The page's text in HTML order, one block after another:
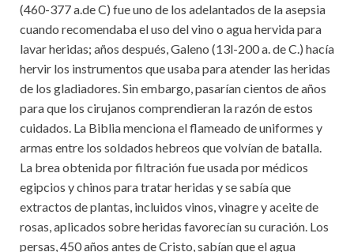
(460-377 a.de C) fue uno de los adelantados de la asepsia
cuando recomendaba el uso del vino o agua hervida para
lavar heridas; años después, Galeno (13l-200 a. de C.) hacía
hervir los instrumentos que usaba para atender las heridas
de los gladiadores. Sin embargo, pasarían cientos de años
para que los cirujanos comprendieran la razón de estos
cuidados. La Biblia menciona el flameado de uniformes y
armas entre los soldados hebreos que volvían de batalla.
La brea obtenida por filtración fue usada por médicos
egipcios y chinos para tratar heridas y se sabía que
extractos de plantas, incluidos vinos, vinagre y aceite de
rosas, aplicados sobre heridas favorecían su curación. Los
persas, 450 años antes de Cristo, sabían que el agua